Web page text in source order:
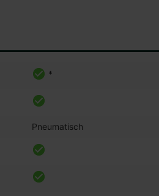
*
Pneumatisch